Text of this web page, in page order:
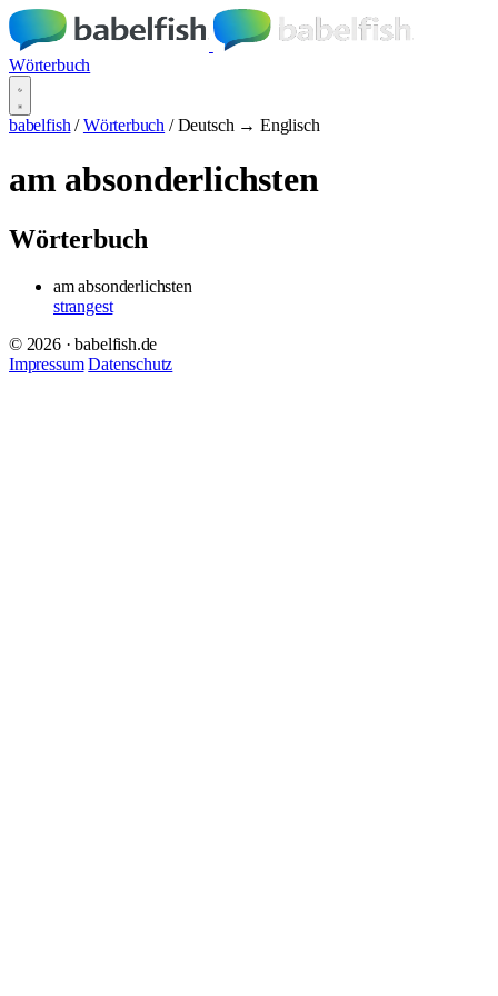
Wörterbuch
babelfish / Wörterbuch / Deutsch → Englisch
am absonderlichsten
Wörterbuch
am absonderlichsten
strangest
© 2026 · babelfish.de
Impressum Datenschutz